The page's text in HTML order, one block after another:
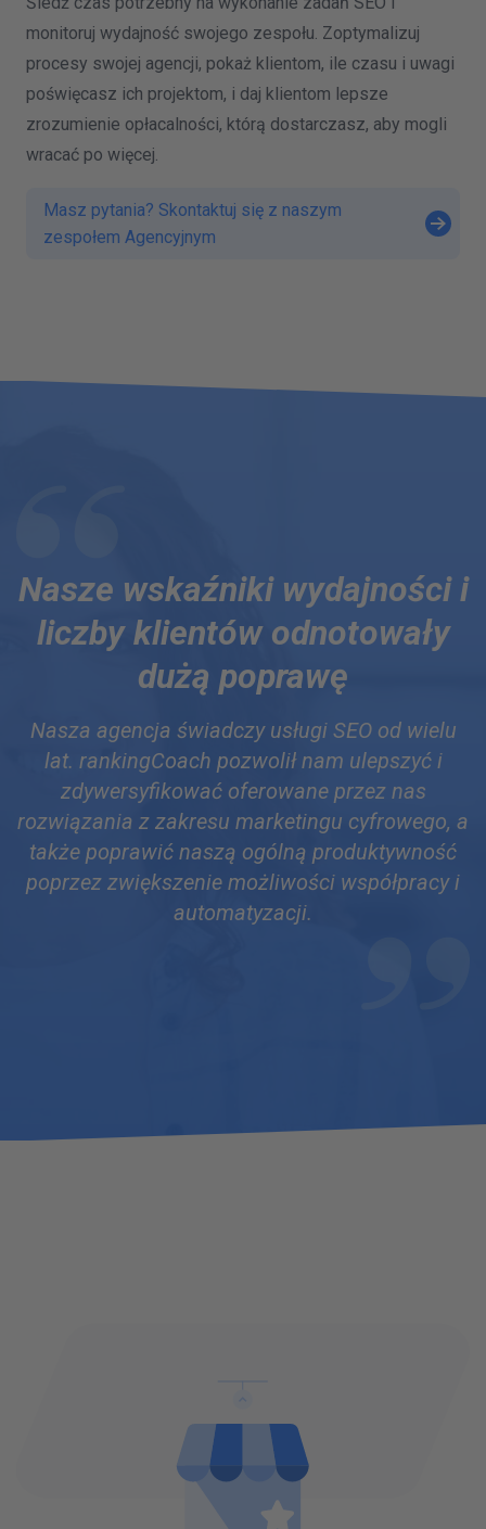
monitoruj wydajność swojego zespołu. Zoptymalizuj
procesy swojej agencji, pokaż klientom, ile czasu i uwagi
poświęcasz ich projektom, i daj klientom lepsze
zrozumienie opłacalności, którą dostarczasz, aby mogli
wracać po więcej.
Masz pytania? Skontaktuj się z naszym
zespołem Agencyjnym
Nasze wskaźniki wydajności i
liczby klientów odnotowały
dużą poprawę
Nasza agencja świadczy usługi SEO od wielu
lat. rankingCoach pozwolił nam ulepszyć i
zdywersyfikować oferowane przez nas
rozwiązania z zakresu marketingu cyfrowego, a
także poprawić naszą ogólną produktywność
poprzez zwiększenie możliwości współpracy i
automatyzacji.